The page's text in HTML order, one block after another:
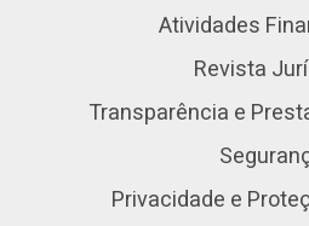
Atividades
Revista
Transparência e
Privacidade e